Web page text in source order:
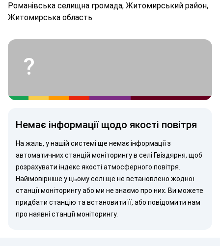
Рoмaнівськa селищнa громада, Житомирський район,
Житомирська область
?
Немає інформації щодо якості повітря
На жаль, у нашій системі ще немає інформації з
автоматичних станцій моніторингу в селі Гвіздярня, щоб
розрахувати індекс якості атмосферного повітря.
Найімовірніше у цьому селі ще не встановлено жодної
станції моніторингу або ми не знаємо про них. Ви можете
придбати станцію та встановити її, або повідомити нам
про наявні станції моніторингу.